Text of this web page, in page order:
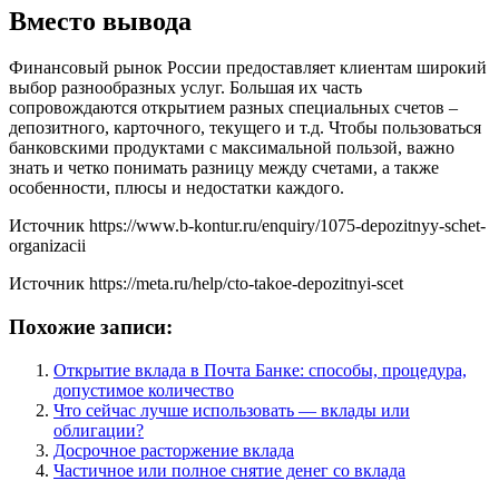
Вместо вывода
Финансовый рынок России предоставляет клиентам широкий
выбор разнообразных услуг. Большая их часть
сопровождаются открытием разных специальных счетов –
депозитного, карточного, текущего и т.д. Чтобы пользоваться
банковскими продуктами с максимальной пользой, важно
знать и четко понимать разницу между счетами, а также
особенности, плюсы и недостатки каждого.
Источник https://www.b-kontur.ru/enquiry/1075-depozitnyy-schet-
organizacii
Источник https://meta.ru/help/cto-takoe-depozitnyi-scet
Похожие записи:
Открытие вклада в Почта Банке: способы, процедура,
допустимое количество
Что сейчас лучше использовать — вклады или
облигации?
Досрочное расторжение вклада
Частичное или полное снятие денег со вклада